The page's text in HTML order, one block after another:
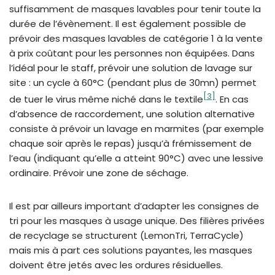
suffisamment de masques lavables pour tenir toute la
durée de l’évènement. Il est également possible de
prévoir des masques lavables de catégorie 1 à la vente
à prix coûtant pour les personnes non équipées. Dans
l’idéal pour le staff, prévoir une solution de lavage sur
site : un cycle à 60°C (pendant plus de 30mn) permet
de tuer le virus même niché dans le textile [3] . En cas
d’absence de raccordement, une solution alternative
consiste à prévoir un lavage en marmites (par exemple
chaque soir après le repas) jusqu’à frémissement de
l’eau (indiquant qu’elle a atteint 90°C) avec une lessive
ordinaire. Prévoir une zone de séchage.
Il est par ailleurs important d’adapter les consignes de
tri pour les masques à usage unique. Des filières privées
de recyclage se structurent (LemonTri, TerraCycle)
mais mis à part ces solutions payantes, les masques
doivent être jetés avec les ordures résiduelles.